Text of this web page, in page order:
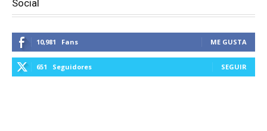
Social
10,981 Fans ME GUSTA
651 Seguidores SEGUIR